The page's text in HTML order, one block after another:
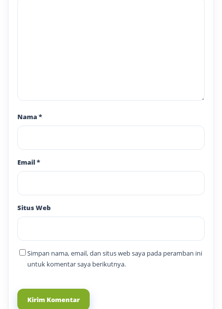
Nama*
Email*
Situs Web
Simpan nama, email, dan situs web saya pada peramban ini
untuk komentar saya berikutnya.